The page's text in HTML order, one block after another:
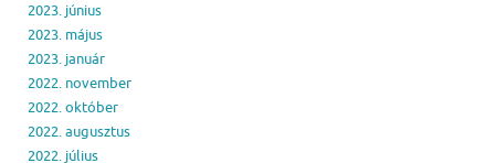
2023. június
2023. május
2023. január
2022. november
2022. október
2022. augusztus
2022. július